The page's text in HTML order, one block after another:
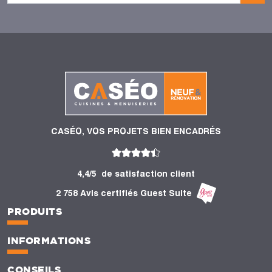
CASÉO, VOS PROJETS BIEN ENCADRÉS
4,4/5
de satisfaction client
2 758 Avis certifiés Guest Suite
PRODUITS
INFORMATIONS